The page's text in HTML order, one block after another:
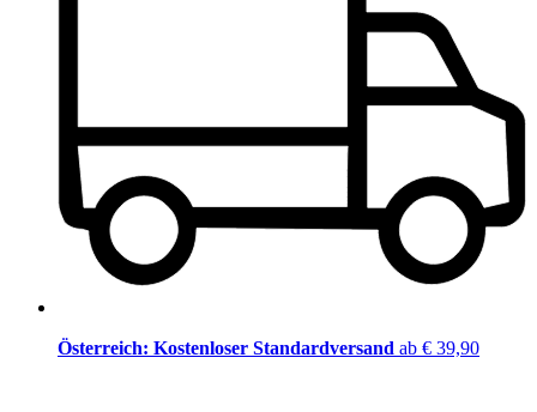
Österreich: Kostenloser Standardversand ab € 39,90